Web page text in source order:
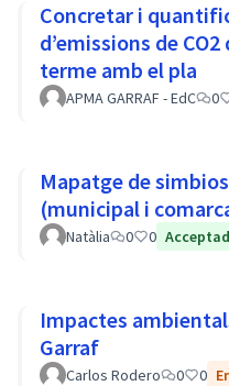
Concretar i
d’emissions de
terme amb el pla
APMA GARRAF - EdC 0
Mapatge de
(municipal i
Natàlia 0 0
Impactes
Garraf
Carlos Rodero 0 0